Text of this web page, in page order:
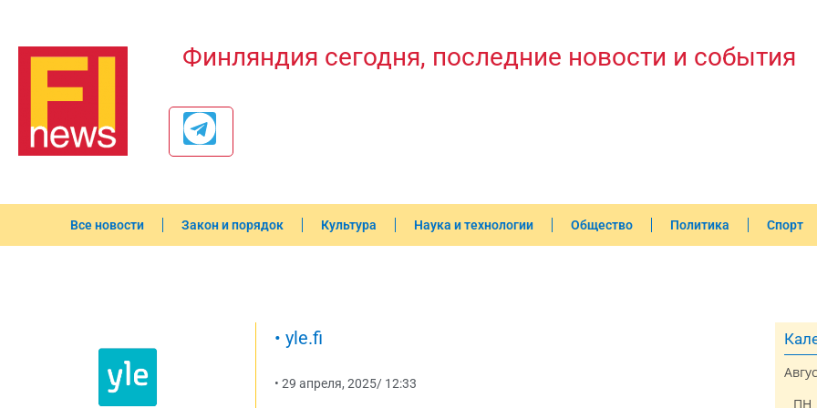
Финляндия сегодня, последние новости и события
Все новости Закон и порядок Культура Наука и технологии Общество Политика Спорт
• yle.fi
• 29 апреля, 2025/ 12:33
ПН